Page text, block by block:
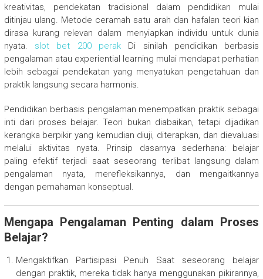
kreativitas, pendekatan tradisional dalam pendidikan mulai
ditinjau ulang. Metode ceramah satu arah dan hafalan teori kian
dirasa kurang relevan dalam menyiapkan individu untuk dunia
nyata. slot bet 200 perak Di sinilah pendidikan berbasis
pengalaman atau experiential learning mulai mendapat perhatian
lebih sebagai pendekatan yang menyatukan pengetahuan dan
praktik langsung secara harmonis.
Pendidikan berbasis pengalaman menempatkan praktik sebagai
inti dari proses belajar. Teori bukan diabaikan, tetapi dijadikan
kerangka berpikir yang kemudian diuji, diterapkan, dan dievaluasi
melalui aktivitas nyata. Prinsip dasarnya sederhana: belajar
paling efektif terjadi saat seseorang terlibat langsung dalam
pengalaman nyata, merefleksikannya, dan mengaitkannya
dengan pemahaman konseptual.
Mengapa Pengalaman Penting dalam Proses
Belajar?
Mengaktifkan Partisipasi Penuh Saat seseorang belajar
dengan praktik, mereka tidak hanya menggunakan pikirannya,